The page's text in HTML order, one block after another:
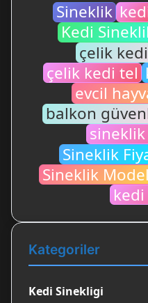
Sineklik
Kedi
çelik
çelik kedi tel
evcil
balkon
Sineklik
Sineklik
kedi
Kategoriler
Kedi Sinekligi